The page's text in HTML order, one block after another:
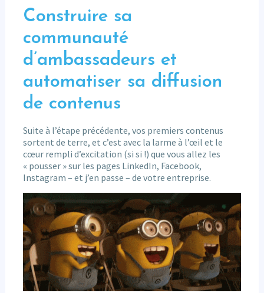
Construire sa
communauté
d’ambassadeurs et
automatiser sa diffusion
de contenus
Suite à l’étape précédente, vos premiers contenus
sortent de terre, et c’est avec la larme à l’œil et le
cœur rempli d’excitation (si si !) que vous allez les
« pousser » sur les pages LinkedIn, Facebook,
Instagram – et j’en passe – de votre entreprise.